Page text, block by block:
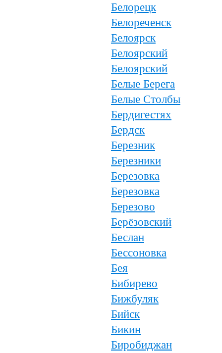
Белорецк
Белореченск
Белоярск
Белоярский
Белоярский
Белые Берега
Белые Столбы
Бердигестях
Бердск
Березник
Березники
Березовка
Березовка
Березово
Берёзовский
Беслан
Бессоновка
Бея
Бибирево
Бижбуляк
Бийск
Бикин
Биробиджан